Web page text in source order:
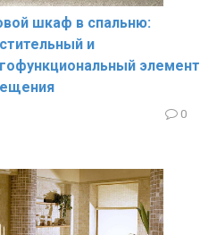
шкаф в спальню:
и
элемент
0